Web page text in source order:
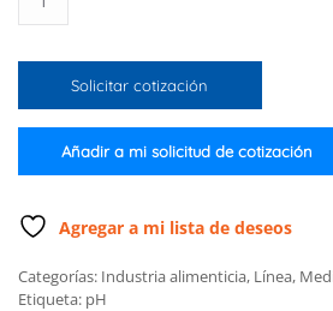
portátil
pH
cantidad
Solicitar cotización
Añadir a mi solicitud de cotización
Agregar a mi lista de deseos
Categorías: Industria alimenticia, Línea,
Etiqueta: pH